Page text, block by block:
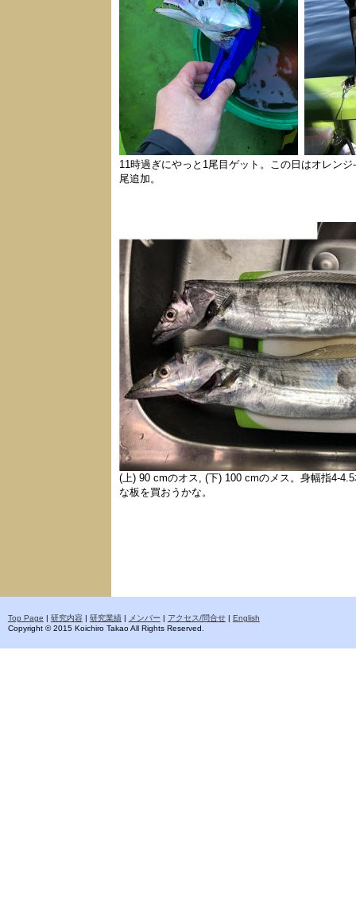
11時過ぎにやっと1尾目ゲット。この日はオレン
尾追加。
(上) 90 cmのオス, (下) 100 cmのメス。身幅指4-
な板を買おうかな。
Top Page | 研究内容| 研究業績| メンバー | アクセス/問合せ| English
Copyright © 2015 Koichiro Takao All Rights Reserved.